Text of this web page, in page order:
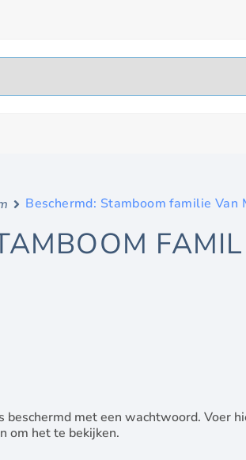
Beschermd: Stamboom familie Van
beschermd met een wachtwoord. Voer
om het te bekijken.